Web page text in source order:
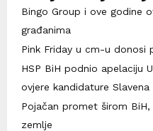
Bingo Group i ove godine
građanima
Pink Friday u cm-u
HSP BiH podnio apelaciju
ovjere kandidature Slavena
Pojačan promet širom
zemlje